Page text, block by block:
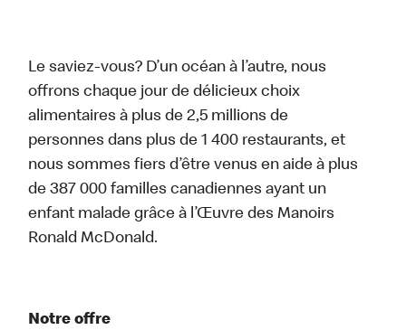
Le saviez-vous? D’un océan à l’autre, nous
offrons chaque jour de délicieux choix
alimentaires à plus de 2,5 millions de
personnes dans plus de 1 400 restaurants, et
nous sommes fiers d’être venus en aide à plus
de 387 000 familles canadiennes ayant un
enfant malade grâce à l’Œuvre des Manoirs
Ronald McDonald.
Notre offre